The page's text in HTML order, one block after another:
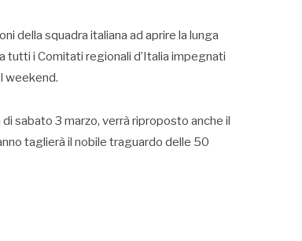
della squadra italiana ad aprire la lunga
tutti i Comitati regionali d’Italia impegnati
weekend.
sabato 3 marzo, verrà riproposto anche il
taglierà il nobile traguardo delle 50